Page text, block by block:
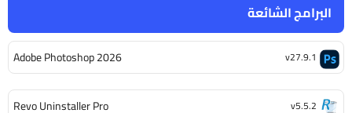
البرامج الشائعة
Adobe Photoshop 2026 v27.9.1
Revo Uninstaller Pro v5.5.2